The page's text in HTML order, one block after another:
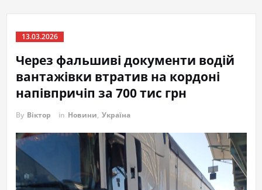
13.03.2026
Через фальшиві документи водій
вантажівки втратив на кордоні
напівпричіп за 700 тис грн
By Віктор in Новини, Україна